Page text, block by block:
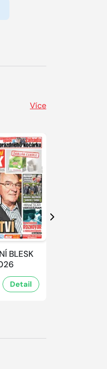
Více
BLESK
Detail
Další